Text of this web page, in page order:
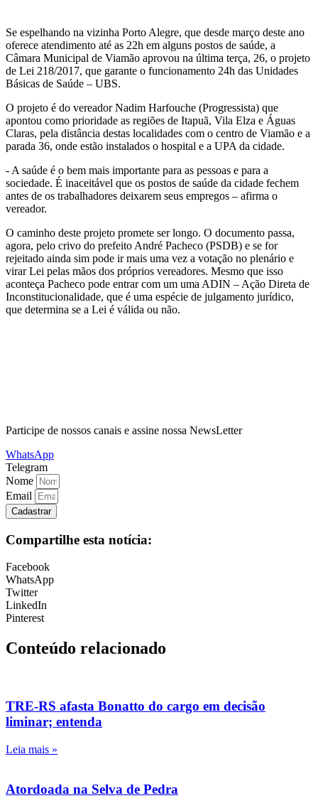
Se espelhando na vizinha Porto Alegre, que desde março deste ano
oferece atendimento até as 22h em alguns postos de saúde, a
Câmara Municipal de Viamão aprovou na última terça, 26, o projeto
de Lei 218/2017, que garante o funcionamento 24h das Unidades
Básicas de Saúde – UBS.
O projeto é do vereador Nadim Harfouche (Progressista) que
apontou como prioridade as regiões de Itapuã, Vila Elza e Águas
Claras, pela distância destas localidades com o centro de Viamão e a
parada 36, onde estão instalados o hospital e a UPA da cidade.
- A saúde é o bem mais importante para as pessoas e para a
sociedade. É inaceitável que os postos de saúde da cidade fechem
antes de os trabalhadores deixarem seus empregos – afirma o
vereador.
O caminho deste projeto promete ser longo. O documento passa,
agora, pelo crivo do prefeito André Pacheco (PSDB) e se for
rejeitado ainda sim pode ir mais uma vez a votação no plenário e
virar Lei pelas mãos dos próprios vereadores. Mesmo que isso
aconteça Pacheco pode entrar com um uma ADIN – Ação Direta de
Inconstitucionalidade, que é uma espécie de julgamento jurídico,
que determina se a Lei é válida ou não.
Participe de nossos canais e assine nossa NewsLetter
WhatsApp
Telegram
Nome
Email
Cadastrar
Compartilhe esta notícia:
Facebook
WhatsApp
Twitter
LinkedIn
Pinterest
Conteúdo relacionado
TRE-RS afasta Bonatto do cargo em decisão
liminar; entenda
Leia mais »
Atordoada na Selva de Pedra